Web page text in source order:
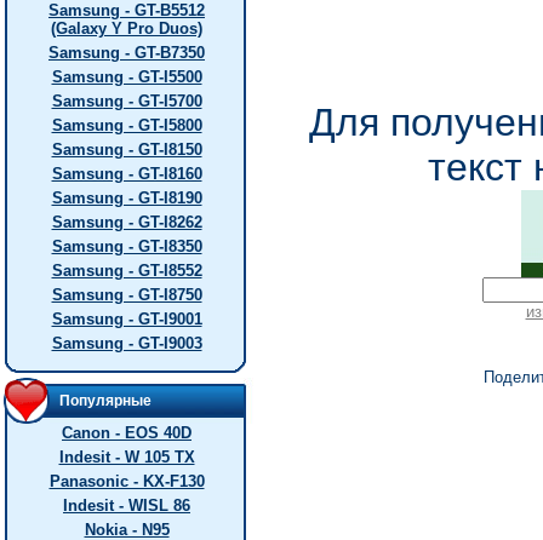
Samsung - GT-B5512
(Galaxy Y Pro Duos)
Samsung - GT-B7350
Samsung - GT-I5500
Samsung - GT-I5700
Samsung - GT-I5800
Samsung - GT-I8150
Samsung - GT-I8160
Samsung - GT-I8190
Samsung - GT-I8262
Samsung - GT-I8350
Samsung - GT-I8552
Samsung - GT-I8750
Samsung - GT-I9001
Samsung - GT-I9003
Популярные
Canon - EOS 40D
Indesit - W 105 TX
Panasonic - KX-F130
Indesit - WISL 86
Nokia - N95
Для
текст